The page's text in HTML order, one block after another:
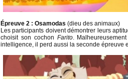
Épreuve 2 : Osamodas (dieu des animaux)
Les participants doivent démontrer leurs
choisit son cochon Farito.
intelligence, il perd aussi la seconde épreuve